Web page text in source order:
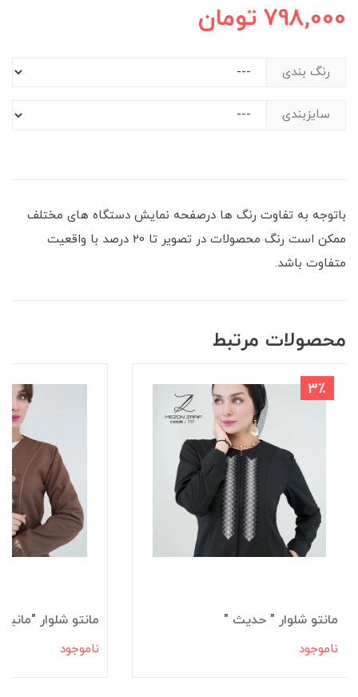
798,000 تومان
رنگ بندی
سایزبندی
باتوجه به تفاوت رنگ ها درصفحه نمایش دستگاه های مختلف
ممکن است رنگ محصولات در تصویر تا 20 درصد با واقعیت
متفاوت باشد.
محصولات مرتبط
3٪
مانتو شلوار " حدیث "
ناموجود
مانتو شلوار
ناموجود